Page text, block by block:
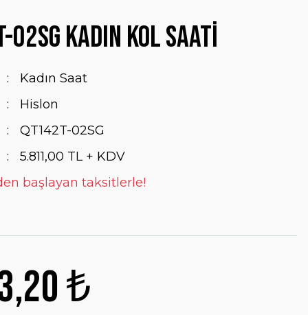
Kadın Kol Saati
Kadın Saat
Hislon
QT142T-02SG
5.811,00 TL + KDV
başlayan taksitlerle!
₺